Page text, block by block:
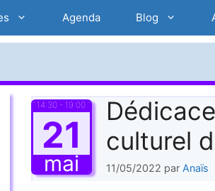
Agenda Blog
14:30 - 19:00
21
mai
culturel
11/05/2022 par Anaïs